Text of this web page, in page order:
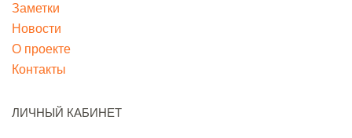
Заметки
Новости
О проекте
Контакты
ЛИЧНЫЙ КАБИНЕТ